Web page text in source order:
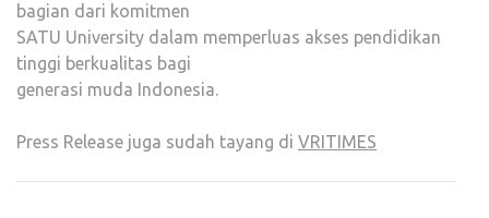
bagian dari komitmen
SATU University dalam memperluas akses pendidikan
tinggi berkualitas bagi
generasi muda Indonesia.
Press Release juga sudah tayang di VRITIMES